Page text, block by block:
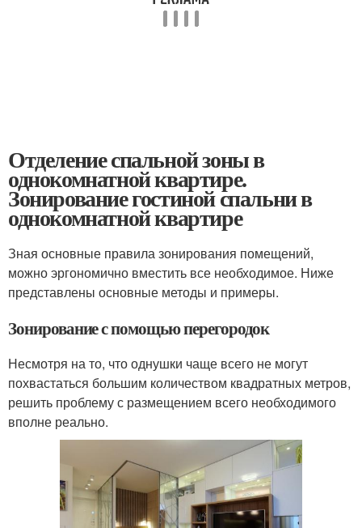
Отделение спальной зоны в
однокомнатной квартире.
Зонирование гостиной спальни в
однокомнатной квартире
Зная основные правила зонирования помещений,
можно эргономично вместить все необходимое. Ниже
представлены основные методы и примеры.
Зонирование с помощью перегородок
Несмотря на то, что однушки чаще всего не могут
похвастаться большим количеством квадратных метров,
решить проблему с размещением всего необходимого
вполне реально.